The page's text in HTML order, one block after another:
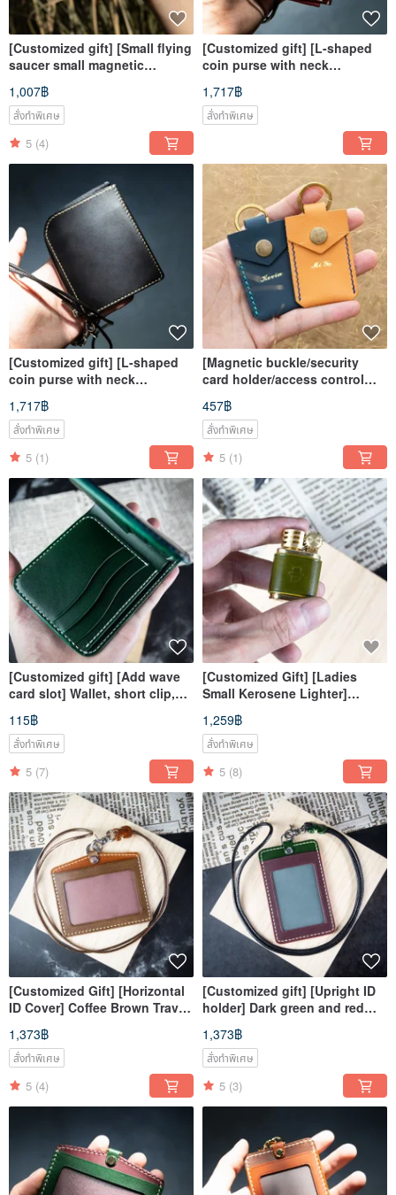
[Customized gift] [Small flying
saucer small magnetic
buckle/security/access
control/induction card holder]
custom engraving
1,007฿
สั่งทำพิเศษ
5 (4)
[Customized gift] [L-shaped
coin purse with neck
hanging/change card
holder/ticket card holder]
Italian vegetable tanned
1,717฿
สั่งทำพิเศษ
[Customized gift] [L-shaped
coin purse with neck
hanging/change card
holder/ticket card holder]
Italian vegetable tanned
1,717฿
สั่งทำพิเศษ
5 (1)
[Magnetic buckle/security
card holder/access control
card holder/sensor card
holder] Mister handmade
material package
457฿
สั่งทำพิเศษ
5 (1)
[Customized gift] [Add wave
card slot] Wallet, short clip,
Silver MISTER hand-made
115฿
สั่งทำพิเศษ
5 (7)
[Customized Gift] [Ladies
Small Kerosene Lighter]
Cordovan Cordovan Leather
Lettering
1,259฿
สั่งทำพิเศษ
5 (8)
[Customized Gift] [Horizontal
ID Cover] Coffee Brown Travel
Card/Octopus Cover Hanging
Neck Contrast Color
1,373฿
สั่งทำพิเศษ
5 (4)
[Customized gift] [Upright ID
holder] Dark green and red
Italian vegetable tanned
leather neck hitting color
1,373฿
สั่งทำพิเศษ
5 (3)